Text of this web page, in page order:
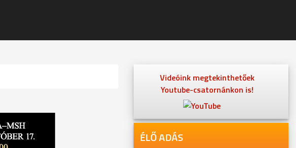
Videóink megtekinthetőek
Youtube-csatornánkon is!
ÉLŐ ADÁS